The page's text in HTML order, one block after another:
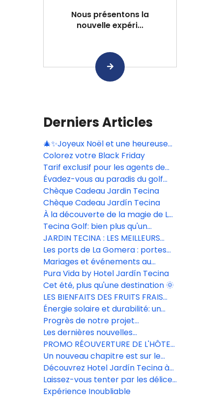
Nous présentons la
nouvelle expéri...
Derniers Articles
🎄✨Joyeux Noël et une heureuse
année 2026 depuis l'Hôtel Jardín
Tecina à La Gomera ! 🎄✨"
Colorez votre Black Friday
Tarif exclusif pour les agents de
voyages comme vous.
Évadez-vous au paradis du golf
cet hiver avec ces promotions.
Chèque Cadeau Jardin Tecina
Chèque Cadeau Jardín Tecina
À la découverte de la magie de La
Gomera en famille:
Tecina Golf: bien plus qu'un
parcours de golf
JARDIN TECINA : LES MEILLEURS
ENDROITS POUR FAIRE DU
SNORKELING À LA GOMERA
Les ports de La Gomera : portes
d'entrée vers une île unique
Mariages et événements au
Jardín Tecina La Gomera
Pura Vida by Hotel Jardín Tecina
Cet été, plus qu'une destination 🌞
LES BIENFAITS DES FRUITS FRAIS
DANS VOTRE ALIMENTATION :
NATURELS, SAINS ET DURABLES
Énergie solaire et durabilité: un
engagement pour
l'environnement à La Gomera
Progrès de notre projet
d'innovation
Les dernières nouvelles
concernant le projet d'innovation
de l'hôtel Jardín Tecina.
PROMO RÉOUVERTURE DE L'HÔTEL
JARDÍN TECINA
Un nouveau chapitre est sur le
point de commencer
Découvrez Hotel Jardín Tecina à
La Gomera à partir de 55€.
Laissez-vous tenter par les délices
culinaires de l'Hôtel Jardín Tecina
Expérience Inoubliable